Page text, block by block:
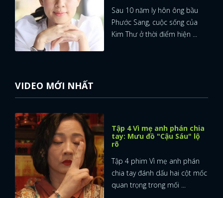
Sau 10 năm ly hôn ông bầu
Phước Sang, cuộc sống của
Kim Thư ở thời điểm hiện ...
VIDEO MỚI NHẤT
Tập 4 Vì mẹ anh phán chia
tay: Mưu đồ "Cậu Sáu" lộ
rõ
Tập 4 phim Vì mẹ anh phán
chia tay đánh dấu hai cột mốc
quan trọng trong mối ...